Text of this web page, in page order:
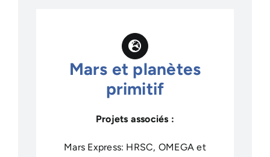
Mars et planètes
primitif
Projets associés :
Mars Express: HRSC, OMEGA et